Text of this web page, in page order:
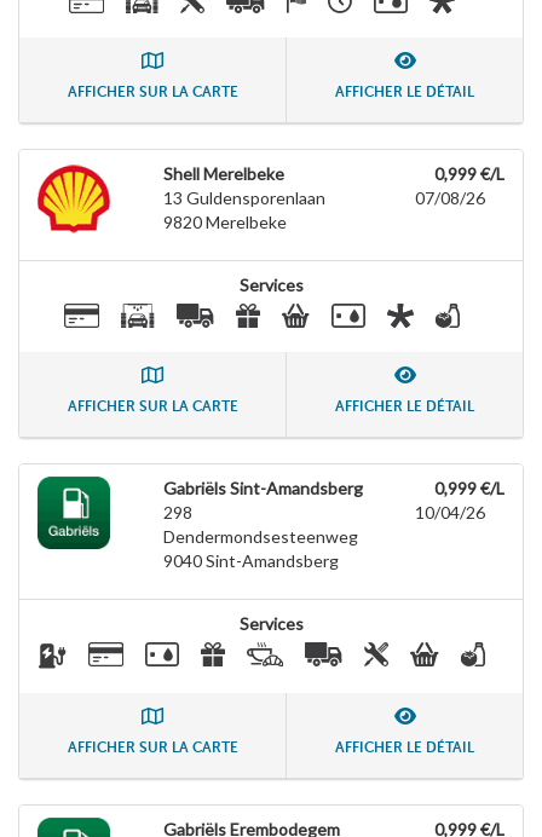
AFFICHER SUR LA CARTE AFFICHER LE DÉTAIL
Shell Merelbeke
13 Guldensporenlaan
9820Merelbeke
0,999 €/L
07/08/26
Services
AFFICHER SUR LA CARTE AFFICHER LE DÉTAIL
Gabriëls Sint-Amandsberg
298
Dendermondsesteenweg
9040Sint-Amandsberg
0,999 €/L
10/04/26
Services
AFFICHER SUR LA CARTE AFFICHER LE DÉTAIL
Gabriëls Erembodegem
0,999 €/L